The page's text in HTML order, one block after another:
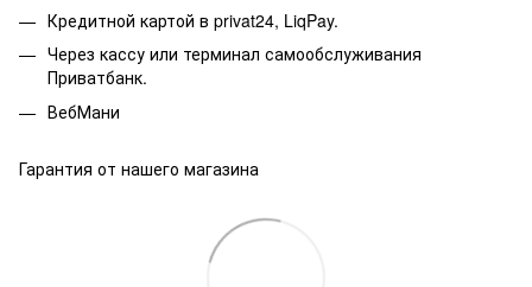
Кредитной картой в privat24, LiqPay.
Через кассу или терминал самообслуживания
Приватбанк.
ВебМани
Гарантия от нашего магазина